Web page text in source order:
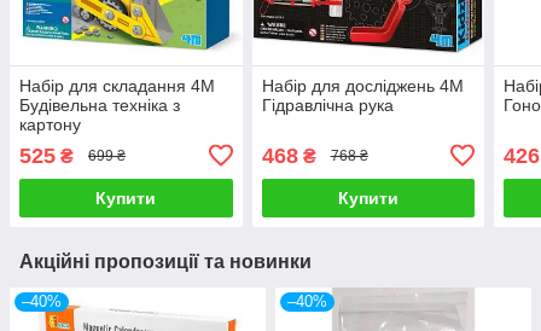
Набір для складання 4M
Будівельна техніка з
картону
525 ₴ 699 ₴
Купити
Набір для досліджень 4M
Гідравлічна рука
468₴ 768 ₴
Купити
426
Акційні пропозиції та новинки
–40% –40%